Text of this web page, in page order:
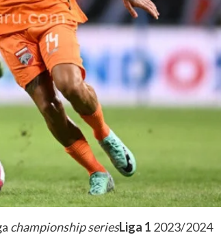
championship seriesLiga 1 2023/2024